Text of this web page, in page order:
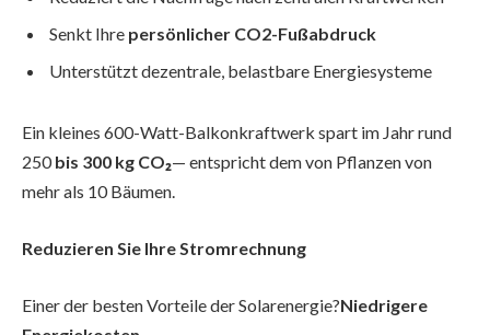
Senkt Ihre persönlicher CO2-Fußabdruck
Unterstützt dezentrale, belastbare Energiesysteme
Ein kleines 600-Watt-Balkonkraftwerk spart im Jahr rund
250bis 300 kg CO₂— entspricht dem von Pflanzen von
mehr als 10 Bäumen.
Reduzieren Sie Ihre Stromrechnung
Einer der besten Vorteile der Solarenergie?Niedrigere